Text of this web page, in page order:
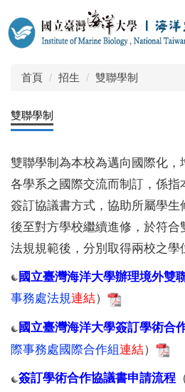
到
主
首頁 招生 雙聯學制
雙聯學制
雙聯學制為本校為邁向國際化，
各學系之國際交流而制訂，係指
簽訂協議書方式，協助所屬學生
後至對方學校繼續進修，於符合
法規規範後，分別取得兩校之學
國立臺灣海洋大學辦理境外雙
事務處法規連結）
國立臺灣海洋大學簽訂學術合
際事務處國際合作組連結）
簽訂學術合作協議書申請流程